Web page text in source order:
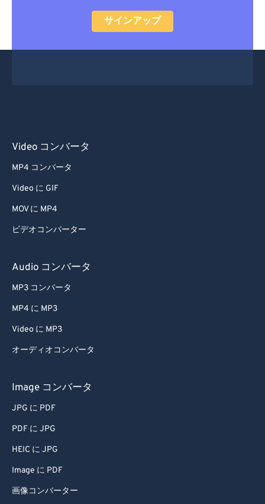
サインアップ
Video コンバータ
MP4 コンバータ
Video に GIF
MOV に MP4
ビデオコンバーター
Audio コンバータ
MP3 コンバータ
MP4 に MP3
Video に MP3
オーディオコンバータ
Image コンバータ
JPG に PDF
PDF に JPG
HEIC に JPG
Image に PDF
画像コンバーター